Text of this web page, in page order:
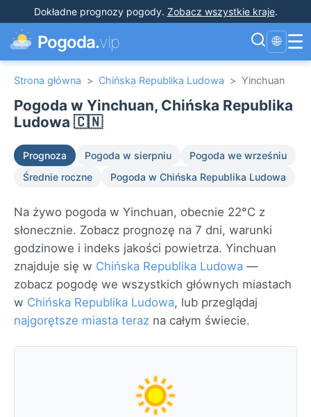
Dokładne prognozy pogody. Zobacz wszystkie kraje.
Pogoda.vip 🌐 ☰
Strona główna > Chińska Republika Ludowa > Yinchuan
Pogoda w Yinchuan, Chińska Republika
Ludowa 🇨🇳
Prognoza Pogoda w sierpniu
Pogoda we wrześniu
Średnie roczne
Pogoda w Chińska Republika Ludowa
Na żywo pogoda w Yinchuan, obecnie 22°C z
słonecznie. Zobacz prognozę na 7 dni, warunki
godzinowe i indeks jakości powietrza. Yinchuan
znajduje się w Chińska Republika Ludowa —
zobacz pogodę we wszystkich głównych miastach
w Chińska Republika Ludowa, lub przeglądaj
najgorętsze miasta teraz na całym świecie.